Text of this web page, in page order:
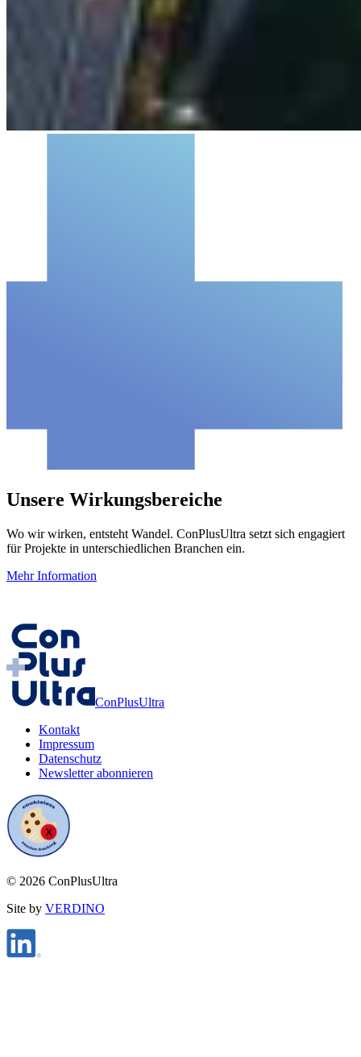
Unsere Wirkungsbereiche
Wo wir wirken, entsteht Wandel. ConPlusUltra setzt sich engagiert
für Projekte in unterschiedlichen Branchen ein.
Mehr Information
ConPlusUltra
Kontakt
Impressum
Datenschutz
Newsletter abonnieren
© 2026 ConPlusUltra
Site by VERDINO